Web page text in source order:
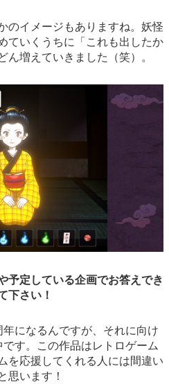
のイメージもありますね。妖怪
ていくうちに「これも出したか
増えていきました（笑）。
予定している企画でお答えでき
下さい！
になるんですが、それに向け
す。この作品はレトロゲーム
を応援してくれる人には間違い
思います！